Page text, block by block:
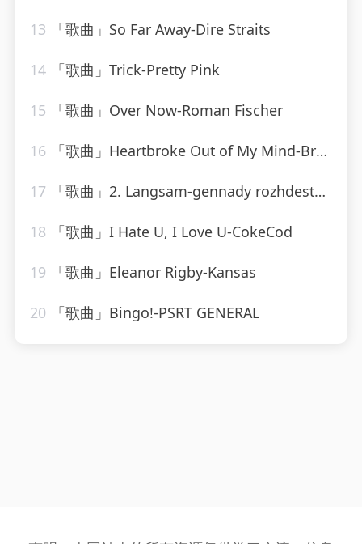
13 「歌曲」So Far Away-Dire Straits
14 「歌曲」Trick-Pretty Pink
15 「歌曲」Over Now-Roman Fischer
16 「歌曲」Heartbroke Out of My Mind-Brooks & Dunn
17 「歌曲」2. Langsam-gennady rozhdestvensky、jean martinon、Paris Conservatoire Orchestra
18 「歌曲」I Hate U, I Love U-CokeCod
19 「歌曲」Eleanor Rigby-Kansas
20 「歌曲」Bingo!-PSRT GENERAL